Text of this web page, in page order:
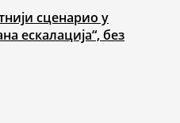
сценарио у
ескалација“, без